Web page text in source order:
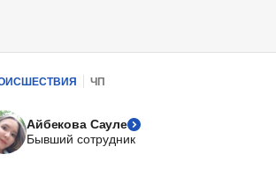
ЧП
Айбекова Сауле
Бывший сотрудник